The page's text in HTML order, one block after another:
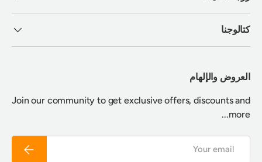
كتالوجنا
العروض والإلهام
Join our community to get exclusive offers, discounts and
more...